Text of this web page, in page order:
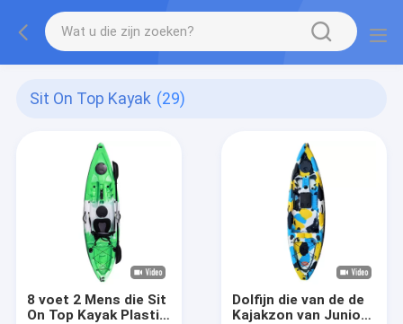
Sit On Top Kayak (29)
8 voet 2 Mens die Sit
On Top Kayak Plastic
Dolfijn die van de de
Kajakzon van Junior